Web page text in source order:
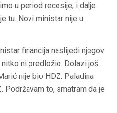
u period recesije, i dalje
tu. Novi ministar nije u
financija naslijedi njegov
nitko ni predložio. Dolazi još
nije bio HDZ. Paladina
Podržavam to, smatram da je